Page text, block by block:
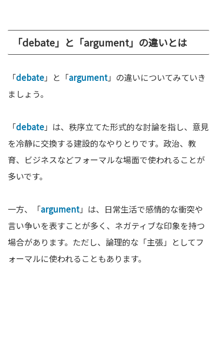
「debate」と「argument」の違いとは
「debate」と「argument」の違いについてみていき
ましょう。
「debate」は、秩序立てた形式的な討論を指し、意見
を冷静に交換する建設的なやりとりです。政治、教
育、ビジネスなどフォーマルな場面で使われることが
多いです。
一方、「argument」は、日常生活で感情的な衝突や
言い争いを表すことが多く、ネガティブな印象を持つ
場合があります。ただし、論理的な「主張」としてフ
ォーマルに使われることもあります。